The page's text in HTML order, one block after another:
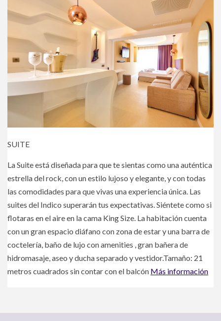
SUITE
La Suite está diseñada para que te sientas como una auténtica
estrella del rock, con un estilo lujoso y elegante, y con todas
las comodidades para que vivas una experiencia única. Las
suites del Indico superarán tus expectativas. Siéntete como si
flotaras en el aire en la cama King Size. La habitación cuenta
con un gran espacio diáfano con zona de estar y una barra de
coctelería, baño de lujo con amenities , gran bañera de
hidromasaje, aseo y ducha separado y vestidor.Tamaño: 21
metros cuadrados sin contar con el balcón Más información